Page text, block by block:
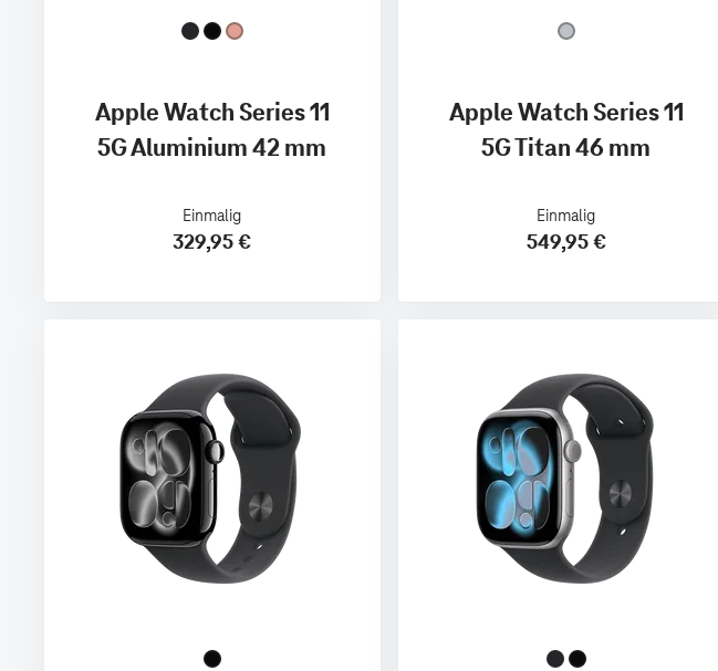
Apple Watch Series 11
5G Aluminium 42 mm
Einmalig
329,95 €
Apple Watch Series 11
5G Titan 46 mm
Einmalig
549,95 €